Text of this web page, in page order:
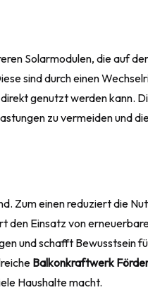
Solarmodulen, die auf
sind durch einen
genutzt werden kann.
zu vermeiden und
Zum einen reduziert die
den Einsatz von
und schafft Bewusstsein
Balkonkraftwerk
Haushalte macht.